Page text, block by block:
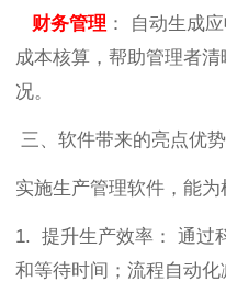
财务管理 ： 自动生成
成本核算，帮助管理者
况。
三、软件带来的亮点优势
实施生产管理软件，能为
1. 提升生产效率： 通过
和等待时间；流程自动